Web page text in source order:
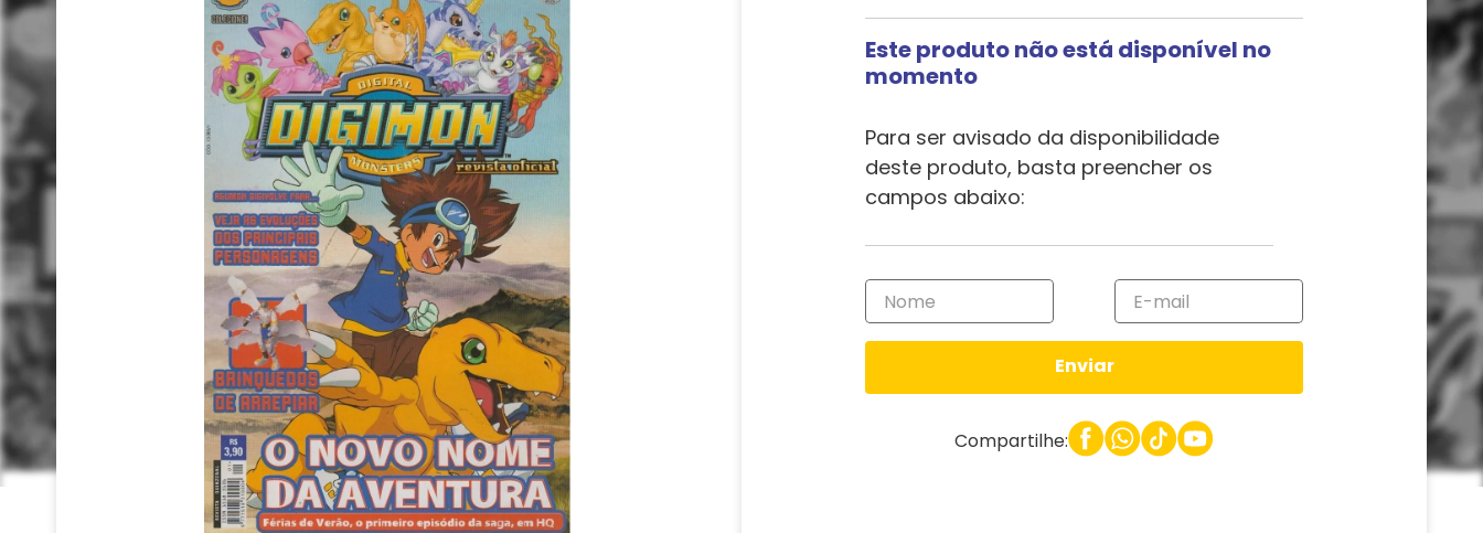
Este produto não está disponível no
momento
Para ser avisado da disponibilidade
deste produto, basta preencher os
campos abaixo:
Enviar
Compartilhe: